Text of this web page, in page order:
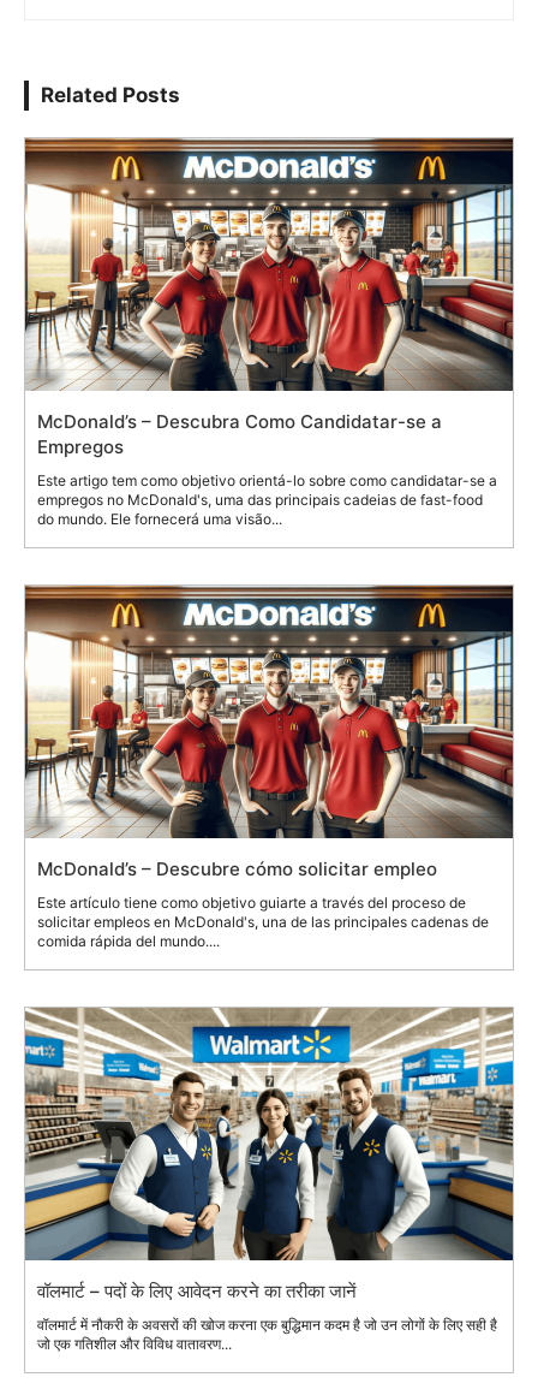
Related Posts
McDonald’s – Descubra Como Candidatar-se a
Empregos
Este artigo tem como objetivo orientá-lo sobre como candidatar-se a
empregos no McDonald's, uma das principais cadeias de fast-food
do mundo. Ele fornecerá uma visão...
McDonald’s – Descubre cómo solicitar empleo
Este artículo tiene como objetivo guiarte a través del proceso de
solicitar empleos en McDonald's, una de las principales cadenas de
comida rápida del mundo....
वॉलमार्ट – पदों के लिए आवेदन करने का तरीका जानें
वॉलमार्ट में नौकरी के अवसरों की खोज करना एक बुद्धिमान कदम है जो उन लोगों के लिए सही है
जो एक गतिशील और विविध वातावरण...